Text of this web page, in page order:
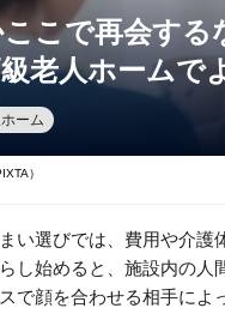
こで再会す
老人ホームで
ーム
）
い選びでは、費用や介護
し始めると、施設内の人
で顔を合わせる相手によ